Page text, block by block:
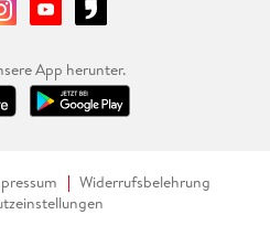
App herunter.
Widerrufsbelehrung